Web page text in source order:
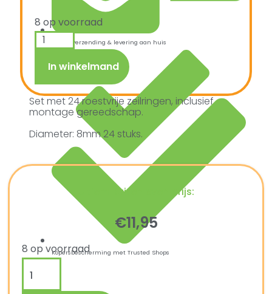
Snelle verzending & levering aan huis
Kopersbescherming met Trusted Shops
8 op voorraad
In winkelmand
Set met 24 roestvrije zeilringen, inclusief
montage gereedschap.
Diameter: 8mm 24 stuks.
Ultiem Buitenleven prijs:
€11,95
8 op voorraad